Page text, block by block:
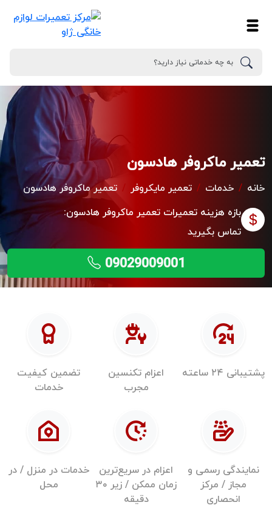
تعمیر ماکروفر هادسون
خانه خدمات تعمیر مایکروفر
تعمیر ماکروفر هادسون
بازه هزینه تعمیرات تعمیر ماکروفر هادسون:
تماس بگیرید
09029009001
پشتیبانی ۲۴ ساعته
اعزام تکنسین
مجرب
تضمین کیفیت
خدمات
نمایندگی رسمی و
مجاز / مرکز
انحصاری
اعزام در سریع‌ترین
زمان ممکن / زیر ۳۰
دقیقه
خدمات در منزل / در
محل